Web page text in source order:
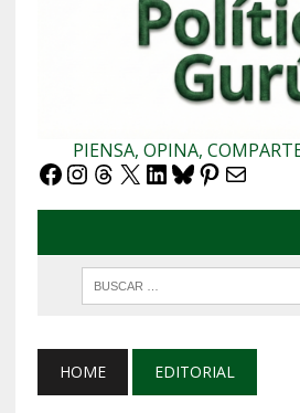
PIENSA, OPINA,
Facebook
Instagram
Threads
X LinkedIn
Bluesky
Pinterest
Correo
HOME EDITORIAL